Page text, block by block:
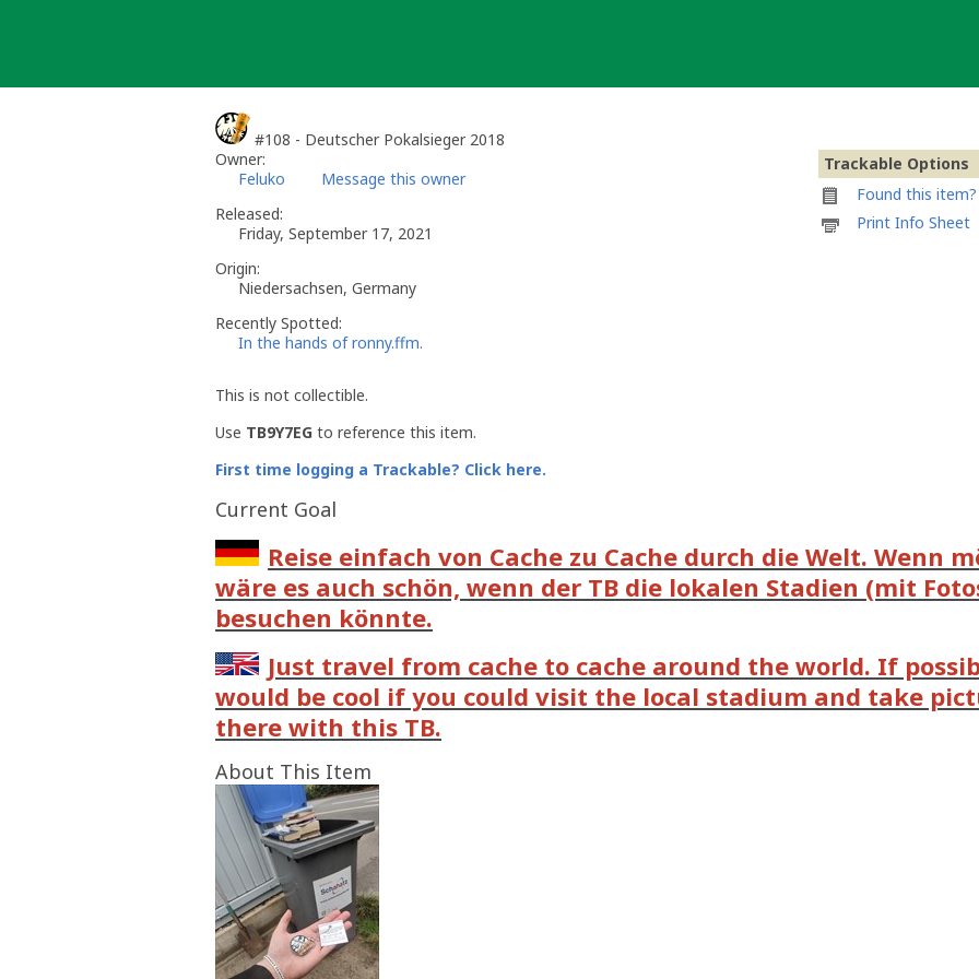
#108 - Deutscher Pokalsieger 2018
Trackable Options
Found this
Printable
Print Info Sheet
Owner:
Feluko
Message this owner
Released:
Friday, September 17, 2021
Origin:
Niedersachsen, Germany
Recently Spotted:
In the hands of ronny.ffm.
This is not collectible.
Use TB9Y7EG to reference this item.
First time logging a Trackable? Click here.
Current Goal
Reise einfach von Cache zu Cache durch die Welt. Wenn
wäre es auch schön, wenn der TB die lokalen Stadien (mit
besuchen könnte.
Just travel from cache to cache around the world. If
would be cool if you could visit the local stadium and take
there with this TB.
About This Item